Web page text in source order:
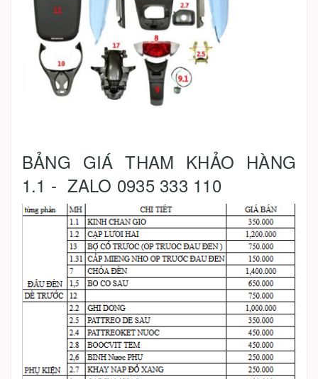
BẢNG GIÁ THAM KHẢO HÀNG
1.1 - ZALO 0935 333 110